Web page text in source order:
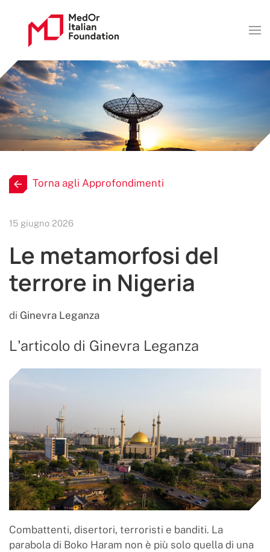
Torna agli Approfondimenti
15 giugno 2026
Le metamorfosi del
terrore in Nigeria
di Ginevra Leganza
L'articolo di Ginevra Leganza
Combattenti, disertori, terroristi e banditi. La
parabola di Boko Haram non è più solo quella di una